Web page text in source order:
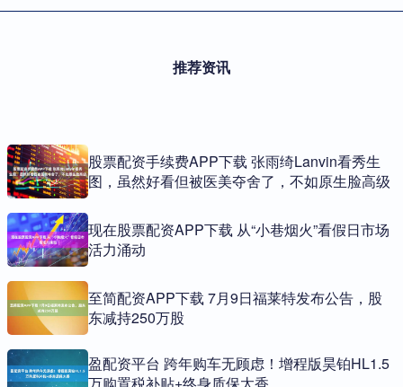
推荐资讯
股票配资手续费APP下载 张雨绮Lanvin看秀生
图，虽然好看但被医美夺舍了，不如原生脸高级
现在股票配资APP下载 从“小巷烟火”看假日市场
活力涌动
至简配资APP下载 7月9日福莱特发布公告，股
东减持250万股
盈配资平台 跨年购车无顾虑！增程版昊铂HL1.5